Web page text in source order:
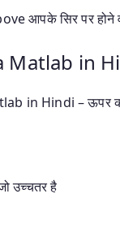
आपके सिर पर होने
Matlab in
in Hindi – ऊपर
उच्चतर है